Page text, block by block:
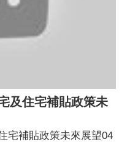
及住宅補貼政策未
宅補貼政策未來展望04